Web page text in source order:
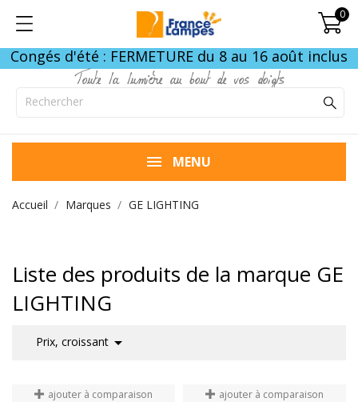
0
Congés d'été : FERMETURE du 8 au 16 août inclus
Toute la lumière au bout de vos doigts
MENU
Accueil Marques GE LIGHTING
Liste des produits de la marque GE
LIGHTING
Prix, croissant 
ajouter à comparaison ajouter à comparaison